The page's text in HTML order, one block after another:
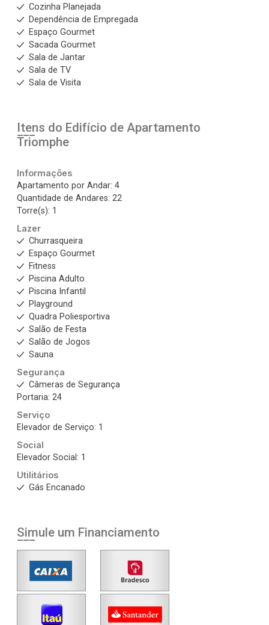
Cozinha Planejada
Dependência de Empregada
Espaço Gourmet
Sacada Gourmet
Sala de Jantar
Sala de TV
Sala de Visita
Itens do Edifício de Apartamento
Triomphe
Informações
Apartamento por Andar: 4
Quantidade de Andares: 22
Torre(s): 1
Lazer
Churrasqueira
Espaço Gourmet
Fitness
Piscina Adulto
Piscina Infantil
Playground
Quadra Poliesportiva
Salão de Festa
Salão de Jogos
Sauna
Segurança
Câmeras de Segurança
Portaria: 24
Serviço
Elevador de Serviço: 1
Social
Elevador Social: 1
Utilitários
Gás Encanado
Simule um Financiamento